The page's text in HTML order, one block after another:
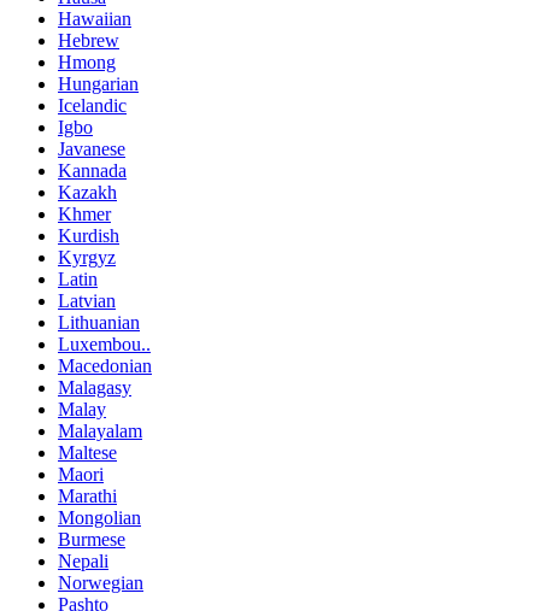
Hawaiian
Hebrew
Hmong
Hungarian
Icelandic
Igbo
Javanese
Kannada
Kazakh
Khmer
Kurdish
Kyrgyz
Latin
Latvian
Lithuanian
Luxembou..
Macedonian
Malagasy
Malay
Malayalam
Maltese
Maori
Marathi
Mongolian
Burmese
Nepali
Norwegian
Pashto